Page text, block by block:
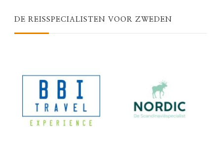
DE REISSPECIALISTEN VOOR ZWEDEN